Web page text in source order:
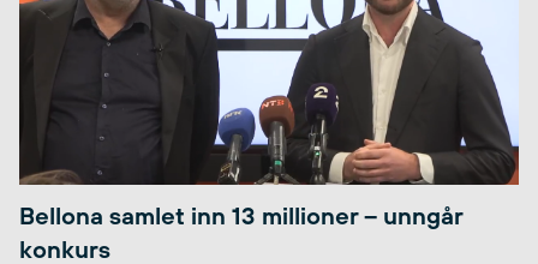
Bellona samlet inn 13 millioner – unngår
konkurs